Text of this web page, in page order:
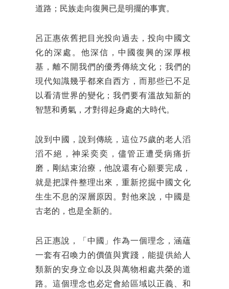
道路；民族走向復興已是明擺的事實。
呂正惠依舊把目光投向過去，投向中國文
化的深處。他深信，中國復興的深厚根
基，離不開我們的優秀傳統文化；我們的
現代知識幾乎都來自西方，而那些已不足
以看清世界的變化；我們要有溫故知新的
智慧和勇氣，才對得起身處的大時代。
說到中國，說到傳統，這位75歲的老人滔
滔不絕，神采奕奕，儘管正遭受病痛折
磨，剛結束治療，他說還有心願要完成，
就是把課件整理出來，重新挖掘中國文化
生生不息的深層原因。對他來說，中國是
古老的，也是全新的。
呂正惠說，「中國」作為一個理念，涵蘊
一套有召喚力的價值與實踐，能提供給人
類新的安身立命以及與萬物相處共榮的道
路。這個理念也必定會給區域以正義、和